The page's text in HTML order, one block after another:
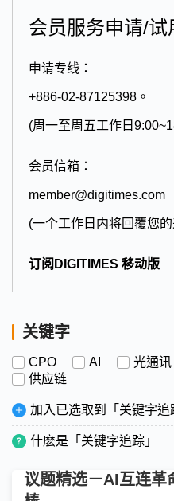
会员服务申请/试
申请专线：
+886-02-87125398。
(周一至周五工作日
会员信箱：
member@digitimes.com
(一个工作日内将回覆您
订阅DIGITIMES 移动版
关键字
CPO AI 光通讯
供应链
加入已选取到「关键字追
什麽是「关键字追踪」
议题精选－AI互连革